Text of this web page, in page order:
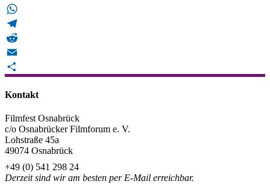
Bluesky
WhatsApp
Telegram
Reddit
Email
Kontakt
Filmfest Osnabrück
c/o Osnabrücker Filmforum e. V.
Lohstraße 45a
49074 Osnabrück
+49 (0) 541 298 24
Derzeit sind wir am besten per E-Mail erreichbar.